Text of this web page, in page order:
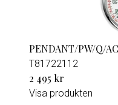
PENDANT/PW/Q/
T81722112
2 495 kr
Visa produkten